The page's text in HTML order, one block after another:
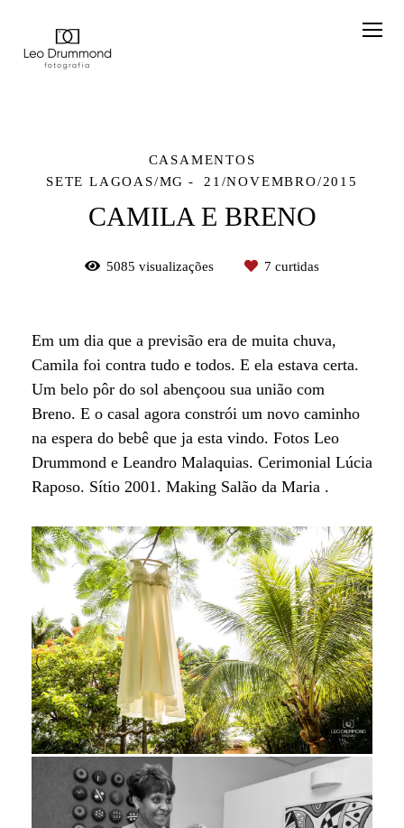
CASAMENTOS
SETE LAGOAS/MG
21/NOVEMBRO/2015
CAMILA E BRENO
5085 visualizações 7 curtidas
Em um dia que a previsão era de muita chuva,
Camila foi contra tudo e todos. E ela estava certa.
Um belo pôr do sol abençoou sua união com
Breno. E o casal agora constrói um novo caminho
na espera do bebê que ja esta vindo. Fotos Leo
Drummond e Leandro Malaquias. Cerimonial Lúcia
Raposo. Sítio 2001. Making Salão da Maria .